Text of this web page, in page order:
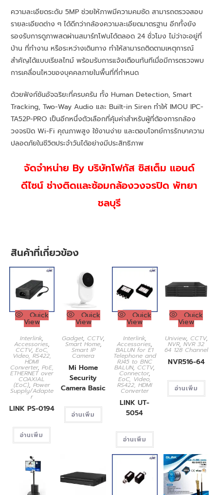
ความละเอียดระดับ 5MP ช่วยให้ภาพมีความคมชัด สามารถตรวจสอบ
รายละเอียดต่าง ๆ ได้ดีกว่ากล้องความละเอียดมาตรฐาน อีกทั้งยัง
รองรับการดูภาพสดผ่านสมาร์ทโฟนได้ตลอด 24 ชั่วโมง ไม่ว่าจะอยู่ที่
บ้าน ที่ทำงาน หรือระหว่างเดินทาง ทำให้สามารถติดตามเหตุการณ์
สำคัญได้แบบเรียลไทม์ พร้อมรับการแจ้งเตือนทันทีเมื่อมีการตรวจพบ
การเคลื่อนไหวของบุคคลภายในพื้นที่ที่กำหนด
ด้วยฟังก์ชันอัจฉริยะที่ครบครัน ทั้ง Human Detection, Smart
Tracking, Two-Way Audio และ Built-in Siren ทำให้ IMOU IPC-
TA52P-PRO เป็นอีกหนึ่งตัวเลือกที่คุ้มค่าสำหรับผู้ที่ต้องการกล้อง
วงจรปิด Wi-Fi คุณภาพสูง ใช้งานง่าย และตอบโจทย์การรักษาความ
ปลอดภัยในชีวิตประจำวันได้อย่างมีประสิทธิภาพ
จัดจำหน่าย By บริษัทโฟกัส ซิสเต็ม แอนด์
ดีไซน์ ช่างติดเเละซ้อมกล้องวงจรปิด พัทยา
ชลบุรี
สินค้าที่เกี่ยวข้อง
Quick
View
Interlink,
Accessories,
CCTV, EoC,
Video, RS422,
HDMI
Converter, PoE,
ETHERNET over
COAXIAL
(EoC), Power
Supply/Adapte
r
LINK PS-0194
อ่านเพิ่ม
Quick
View
Gadget, CCTV,
Smart Home,
Smart IP
Camera
Mi Home
Security
Camera Basic
อ่านเพิ่ม
Quick
View
Interlink,
Accessories,
BALUN for E1
Telephone and
RJ45 to BNC
BALUN, CCTV,
Connector,
EoC, Video,
RS422, HDMI
Converter
LINK UT-
5054
อ่านเพิ่ม
Quick
View
Uniview, CCTV,
NVR,NVR 32
64 128 Channel
NVR516-64
อ่านเพิ่ม